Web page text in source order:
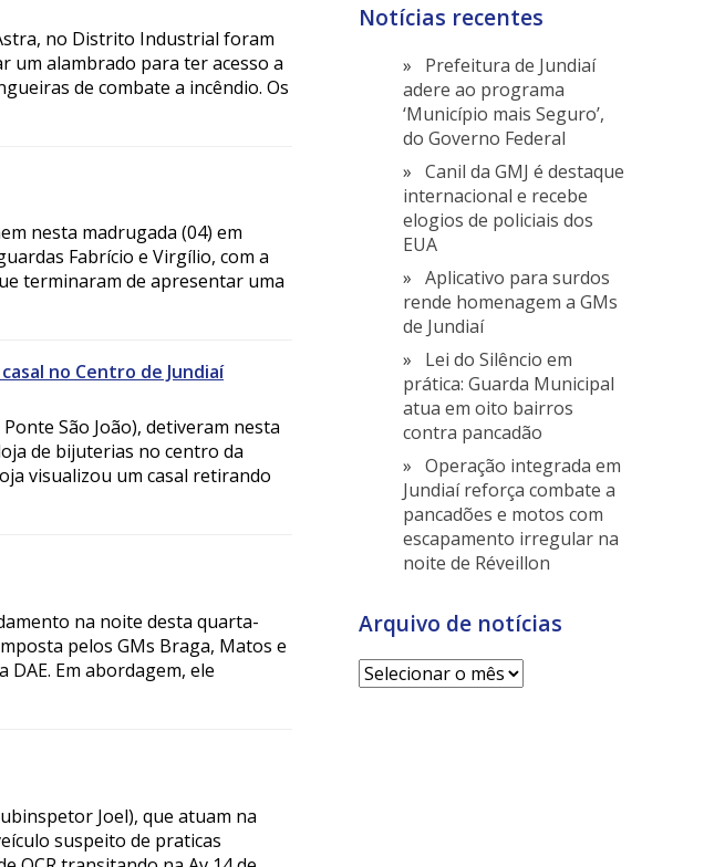
no Distrito Industrial foram
um alambrado para ter acesso a
de combate a incêndio. Os
nesta madrugada (04) em
Fabrício e Virgílio, com a
terminaram de apresentar uma
no Centro de Jundiaí
São João), detiveram nesta
de bijuterias no centro da
visualizou um casal retirando
na noite desta quarta-
pelos GMs Braga, Matos e
Em abordagem, ele
Joel), que atuam na
suspeito de praticas
Notícias recentes
Prefeitura de Jundiaí
adere ao programa
‘Município mais Seguro’,
do Governo Federal
Canil da GMJ é destaque
internacional e recebe
elogios de policiais dos
EUA
Aplicativo para surdos
rende homenagem a GMs
de Jundiaí
Lei do Silêncio em
prática: Guarda Municipal
atua em oito bairros
contra pancadão
Operação integrada em
Jundiaí reforça combate a
pancadões e motos com
escapamento irregular na
noite de Réveillon
Arquivo de notícias
Arquivo
de